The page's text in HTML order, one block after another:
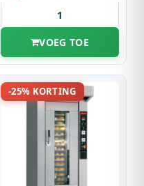
VOEG TOE
-25% KORTING